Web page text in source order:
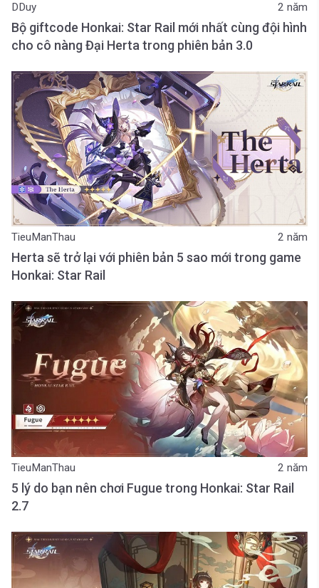
DDuy 2 năm
Bộ giftcode Honkai: Star Rail mới nhất cùng đội hình
cho cô nàng Đại Herta trong phiên bản 3.0
TieuManThau 2 năm
Herta sẽ trở lại với phiên bản 5 sao mới trong game
Honkai: Star Rail
TieuManThau 2 năm
5 lý do bạn nên chơi Fugue trong Honkai: Star Rail
2.7